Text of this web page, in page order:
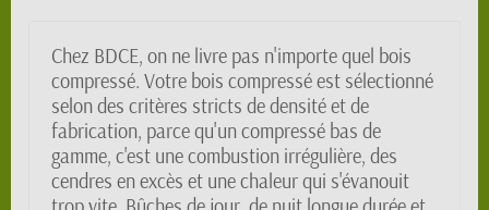
Chez BDCE, on ne livre pas n'importe quel bois
compressé. Votre bois compressé est sélectionné
selon des critères stricts de densité et de
fabrication, parce qu'un compressé bas de
gamme, c'est une combustion irrégulière, des
cendres en excès et une chaleur qui s'évanouit